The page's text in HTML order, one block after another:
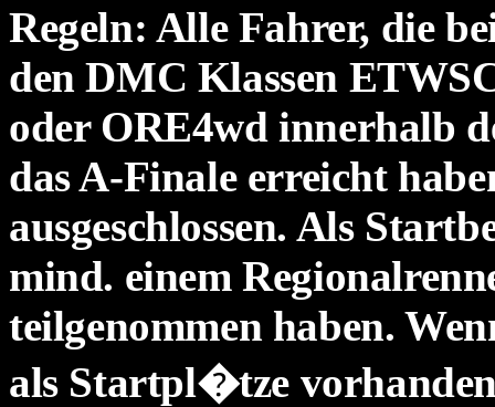
Regeln: Alle Fahrer, die
den DMC Klassen
oder ORE4wd innerhalb
das A-Finale erreicht
ausgeschlossen. Als
mind. einem
teilgenommen haben.
als Startpl�tze vorhanden